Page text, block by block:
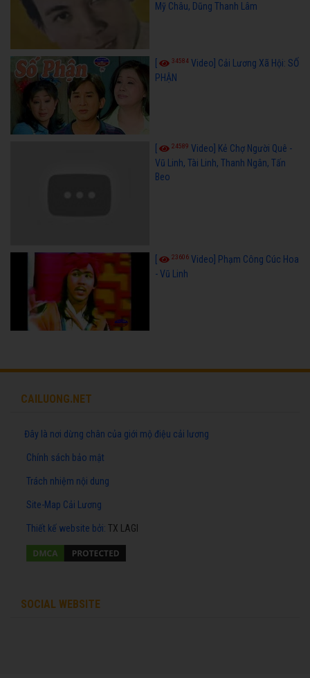
Mỹ Châu, Dũng Thanh Lâm
34584 Video] Cải Lương Xã Hội: SỐ
PHẬN
24589 Video] Kẻ Chợ Người Quê -
Vũ Linh, Tài Linh, Thanh Ngân, Tấn
Beo
23606 Video] Phạm Công Cúc Hoa
- Vũ Linh
CAILUONG.NET
Đây là nơi dừng chân của giới mộ điệu cải lương
Chính sách bảo mật
Trách nhiệm nội dung
Site-Map Cải Lương
Thiết kế website bởi: TX LAGI
SOCIAL WEBSITE